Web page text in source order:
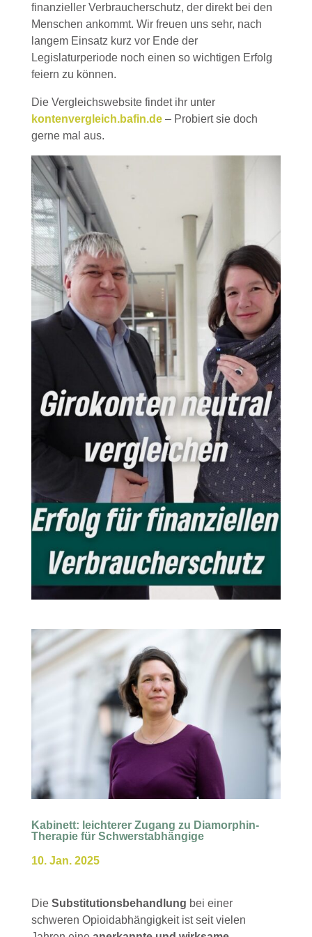
finanzieller Verbraucherschutz, der direkt bei den
Menschen ankommt. Wir freuen uns sehr, nach
langem Einsatz kurz vor Ende der
Legislaturperiode noch einen so wichtigen Erfolg
feiern zu können.
Die Vergleichswebsite findet ihr unter
kontenvergleich.bafin.de– Probiert sie doch
gerne mal aus.
Kabinett: leichterer Zugang zu Diamorphin-
Therapie für Schwerstabhängige
10. Jan. 2025
Die Substitutionsbehandlung bei einer
schweren Opioidabhängigkeit ist seit vielen